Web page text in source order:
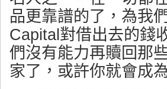
品更靠譜的了，為我
Capital對借出去的錢
們沒有能力再贖回那
家了，或許你就會成